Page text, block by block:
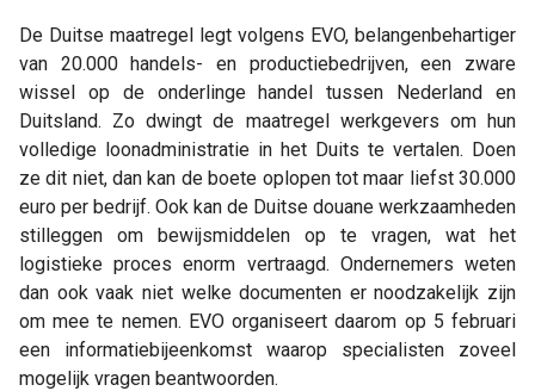
De Duitse maatregel legt volgens EVO, belangenbehartiger
van 20.000 handels- en productiebedrijven, een zware
wissel op de onderlinge handel tussen Nederland en
Duitsland. Zo dwingt de maatregel werkgevers om hun
volledige loonadministratie in het Duits te vertalen. Doen
ze dit niet, dan kan de boete oplopen tot maar liefst 30.000
euro per bedrijf. Ook kan de Duitse douane werkzaamheden
stilleggen om bewijsmiddelen op te vragen, wat het
logistieke proces enorm vertraagd. Ondernemers weten
dan ook vaak niet welke documenten er noodzakelijk zijn
om mee te nemen. EVO organiseert daarom op 5 februari
een informatiebijeenkomst waarop specialisten zoveel
mogelijk vragen beantwoorden.